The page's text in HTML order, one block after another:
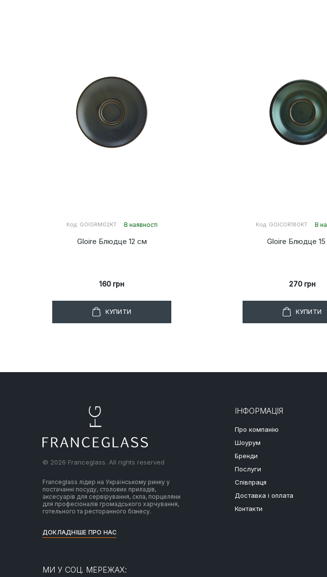
Код: GOIGRM02KT В наявності
Gloire Блюдце 12 см
160 грн
КУПИТИ
Код: GOICOR180KT В
Gloire Блюдце
270 грн
КУПИТИ
© 2026 Franceglass. All rights reserved
Franceglass лідер на Українському ринку у
постачанні посуду, столових приладів,
аксесуарів для сервірування, скла, порцеляни
для професіоналів громадського харчування,
готельного та ресторанного бізнесу.
ДОКЛАДНІШЕ ПРО НАС
МИ У СОЦ. МЕРЕЖАХ:
ІНФОРМАЦІЯ
Про компанію
Шоурум
Бренди
Послуги
Співпраця
Доставка і оплата
Контакти